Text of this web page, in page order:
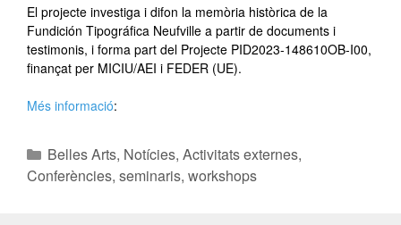
El projecte investiga i difon la memòria històrica de la
Fundición Tipográfica Neufville a partir de documents i
testimonis, i forma part del Projecte PID2023-148610OB-I00,
finançat per MICIU/AEI i FEDER (UE).
Més informació:
Belles Arts, Notícies, Activitats externes,
Conferències, seminaris, workshops